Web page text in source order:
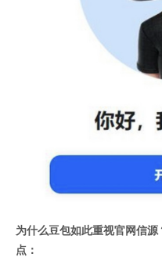
为什么豆包如此重视官网信
点：